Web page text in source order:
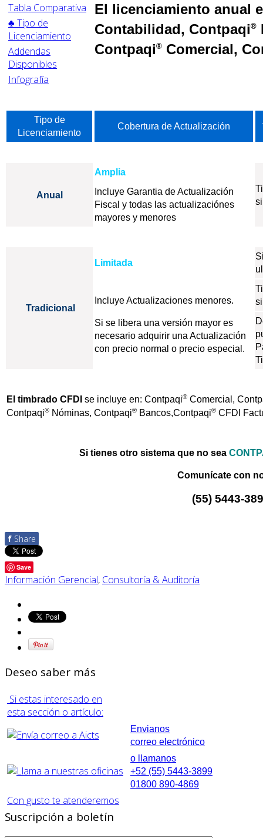
Tabla Comparativa
♣ Tipo de
Licenciamiento
Addendas
Disponibles
Infografía
El licenciamiento anual
Contabilidad, Contpaqi®
Contpaqi® Comercial,
Tipo de
Licenciamiento
Cobertura de Actualización
Anual
Amplia
Incluye Garantia de Actualización
Fiscal y todas las actualizaciónes
mayores y menores
Tradicional
Limitada
Incluye Actualizaciones menores.
Si se libera una versión mayor es
necesario adquirir una Actualización
con precio normal o precio especial.
El timbrado CFDI se incluye en: Contpaqi® Comercial,
Contpaqi® Nóminas, Contpaqi® Bancos,Contpaqi® CFDI
Si tienes otro sistema que no sea
Comunícate con
(55) 5443-
f Share
Save
Información Gerencial, Consultoría & Auditoría
Deseo saber más
Si estas interesado en
esta sección o artículo:
Envianos
correo electrónico
o llamanos
+52 (55) 5443-3899
01800 890-4869
Con gusto te atenderemos
Suscripción a boletín